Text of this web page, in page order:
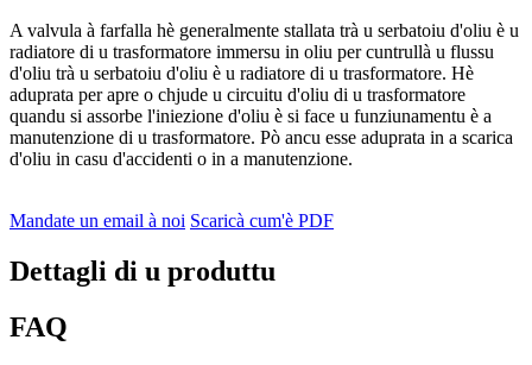
A valvula à farfalla hè generalmente stallata trà u serbatoiu d'oliu è u
radiatore di u trasformatore immersu in oliu per cuntrullà u flussu
d'oliu trà u serbatoiu d'oliu è u radiatore di u trasformatore. Hè
aduprata per apre o chjude u circuitu d'oliu di u trasformatore
quandu si assorbe l'iniezione d'oliu è si face u funziunamentu è a
manutenzione di u trasformatore. Pò ancu esse aduprata in a scarica
d'oliu in casu d'accidenti o in a manutenzione.
Mandate un email à noi Scaricà cum'è PDF
Dettagli di u produttu
FAQ